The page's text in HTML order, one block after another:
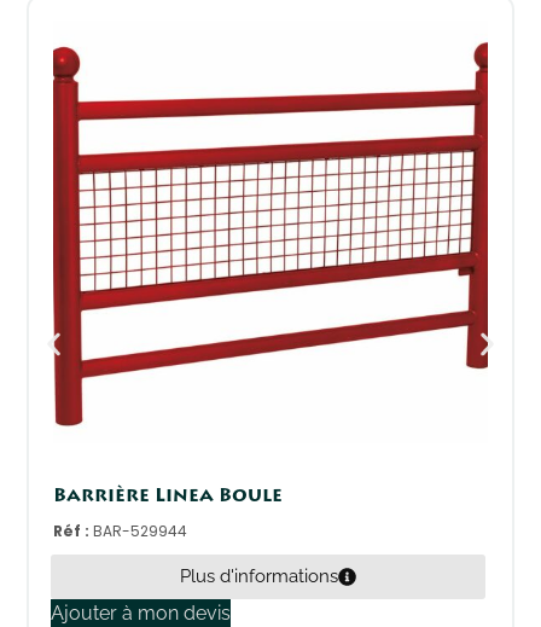
Barrière Linea Boule
Réf :BAR-529944
Plus d'informations
Ajouter à mon devis